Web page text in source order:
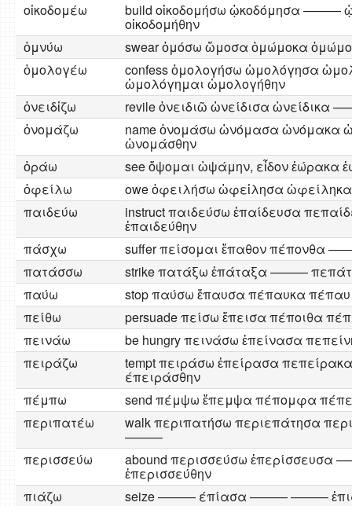
οἰκοδομέω
build οἰκοδομήσω ᾠκοδόμησα ———
οἰκοδομήθην
ὀμνύω
swear ὀμόσω ὤμοσα ὀμώμοκα
ὁμολογέω
confess ὁμολογήσω ὡμολόγησα
ὡμολόγημαι ὡμολογήθην
ὀνειδἰζω
revile ὀνειδιῶ ὠνείδισα ὠνείδικα
ὀνομάζω
name ὀνομάσω ὠνόμασα ὠνόμακα
ὠνομάσθην
ὁράω
see ὄψομαι ὠψάμην, εἶδον ἑώρακα
ὀφείλω
owe ὀφειλήσω ὠφεἰλησα
παιδεύω
instruct παιδεύσω ἐπαίδευσα
ἐπαιδεύθην
πάσχω
suffer πείσομαι ἔπαθον
πατάσσω
strike πατάξω ἐπάταξα ———
παύω
stop παύσω ἔπαυσα πέπαυκα
πείθω
persuade πείσω ἔπεισα πέποιθα
πεινάω
be hungry πεινάσω ἐπείνασα
πειράζω
tempt πειράσω ἐπείρασα
έπειράσθην
πέμπω
send πέμψω ἔπεμψα πέπομφα
περιπατέω
walk περιπατήσω περιεπάτησα
———
περισσεύω
abound περισσεύσω
ἐπερισσεύθην
πιάζω
seize ——— έπίασα ——— ———